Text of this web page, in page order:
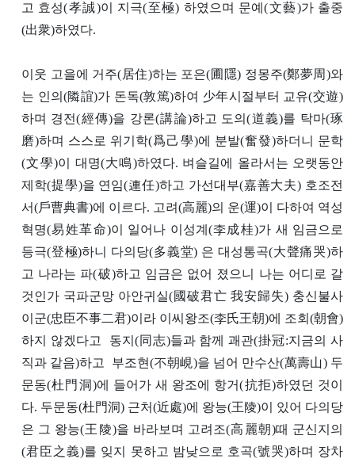
고 효성(孝誠)이 지극(至極) 하였으며 문예(文藝)가 출중
(出衆)하였다.
이웃 고을에 거주(居住)하는 포은(圃隱) 정몽주(鄭夢周)와
는 인의(隣誼)가 돈독(敦篤)하여 少年시절부터 교유(交遊)
하며 경전(經傳)을 강론(講論)하고 도의(道義)를 탁마(琢
磨)하며 스스로 위기학(爲己學)에 분발(奮發)하더니 문학
(文學)이 대명(大鳴)하였다. 벼슬길에 올라서는 오랫동안
제학(提學)을 연임(連任)하고 가선대부(嘉善大夫) 호조전
서(戶曹典書)에 이르다. 고려(高麗)의 운(運)이 다하여 역성
혁명(易姓革命)이 일어나 이성계(李成桂)가 새 임금으로
등극(登極)하니 다의당(多義堂) 은 대성통곡(大聲痛哭)하
고 나라는 파(破)하고 임금은 없어 졌으니 나는 어디로 갈
것인가 국파군망 아안귀실(國破君亡 我安歸失) 충신불사
이군(忠臣不事二君)이라 이씨왕조(李氏王朝)에 조회(朝會)
하지 않겠다고 동지(同志)들과 함께 괘관(掛冠:지금의 사
직과 같음)하고 부조현(不朝峴)을 넘어 만수산(萬壽山) 두
문동(杜門洞)에 들어가 새 왕조에 항거(抗拒)하였던 것이
다. 두문동(杜門洞) 근처(近處)에 왕능(王陵)이 있어 다의당
은 그 왕능(王陵)을 바라보며 고려조(高麗朝)때 군신지의
(君臣之義)를 잊지 못하고 밤낮으로 호곡(號哭)하며 장차